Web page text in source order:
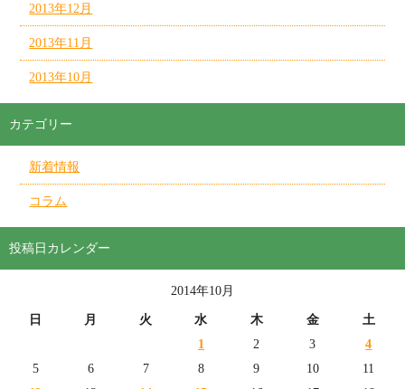
2013年12月
2013年11月
2013年10月
カテゴリー
新着情報
コラム
投稿日カレンダー
2014年10月
日 月 火 水 木 金
土
1
2 3
4
5
6 7 8 9 10
11